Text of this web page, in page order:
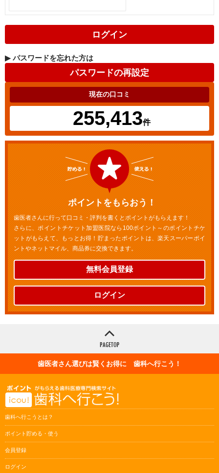
▶ パスワードを忘れた方は
現在の口コミ
255,413件
ポイントをもらおう！
歯医者さんに行って口コミ・評判を書くとポイントがもらえます！
さらに、ポイントチケット加盟医院なら100ポイント～のポイントチケ
ットがもらえて、もっとお得！貯まったポイントは、楽天スーパーポイ
ントやネットマイル、商品券に交換できます。
無料会員登録
ログイン
歯医者さん選びは賢くお得に 歯科へ行こう！
歯科へ行こうとは？
ポイント貯める・使う
会員登録
ログイン